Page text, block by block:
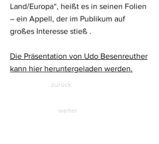
Land/Europa“, heißt es in seinen Folien
– ein Appell, der im Publikum auf
großes Interesse stieß .
Die Präsentation von Udo Besenreuther
kann hier heruntergeladen werden.
zurück
weiter